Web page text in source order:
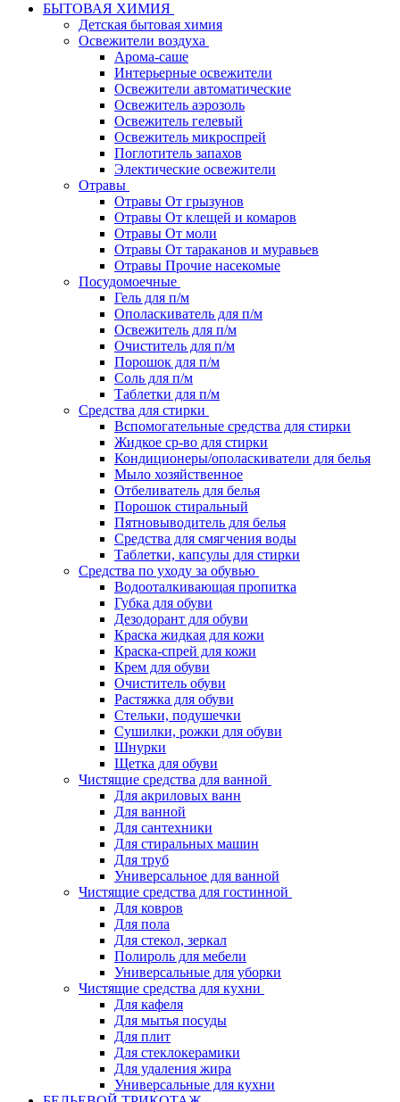
БЫТОВАЯ ХИМИЯ
Детская бытовая химия
Освежители воздуха
Арома-саше
Интерьерные освежители
Освежители автоматические
Освежитель аэрозоль
Освежитель гелевый
Освежитель микроспрей
Поглотитель запахов
Электические освежители
Отравы
Отравы От грызунов
Отравы От клещей и комаров
Отравы От моли
Отравы От тараканов и муравьев
Отравы Прочие насекомые
Посудомоечные
Гель для п/м
Ополаскиватель для п/м
Освежитель для п/м
Очиститель для п/м
Порошок для п/м
Соль для п/м
Таблетки для п/м
Средства для стирки
Вспомогательные средства для стирки
Жидкое ср-во для стирки
Кондиционеры/ополаскиватели для белья
Мыло хозяйственное
Отбеливатель для белья
Порошок стиральный
Пятновыводитель для белья
Средства для смягчения воды
Таблетки, капсулы для стирки
Средства по уходу за обувью
Водооталкивающая пропитка
Губка для обуви
Дезодорант для обуви
Краска жидкая для кожи
Краска-спрей для кожи
Крем для обуви
Очиститель обуви
Растяжка для обуви
Стельки, подушечки
Сушилки, рожки для обуви
Шнурки
Щетка для обуви
Чистящие средства для ванной
Для акриловых ванн
Для ванной
Для сантехники
Для стиральных машин
Для труб
Универсальное для ванной
Чистящие средства для гостинной
Для ковров
Для пола
Для стекол, зеркал
Полироль для мебели
Универсальные для уборки
Чистящие средства для кухни
Для кафеля
Для мытья посуды
Для плит
Для стеклокерамики
Для удаления жира
Универсальные для кухни